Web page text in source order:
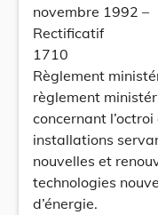
novembre 1992 –
Rectificatif
1710
Règlement
règlement
concernant
installations
nouvelles et
technologies
d’énergie.